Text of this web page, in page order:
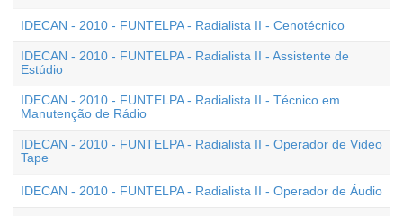
IDECAN - 2010 - FUNTELPA - Radialista II - Cenotécnico
IDECAN - 2010 - FUNTELPA - Radialista II - Assistente de
Estúdio
IDECAN - 2010 - FUNTELPA - Radialista II - Técnico em
Manutenção de Rádio
IDECAN - 2010 - FUNTELPA - Radialista II - Operador de Video
Tape
IDECAN - 2010 - FUNTELPA - Radialista II - Operador de Áudio